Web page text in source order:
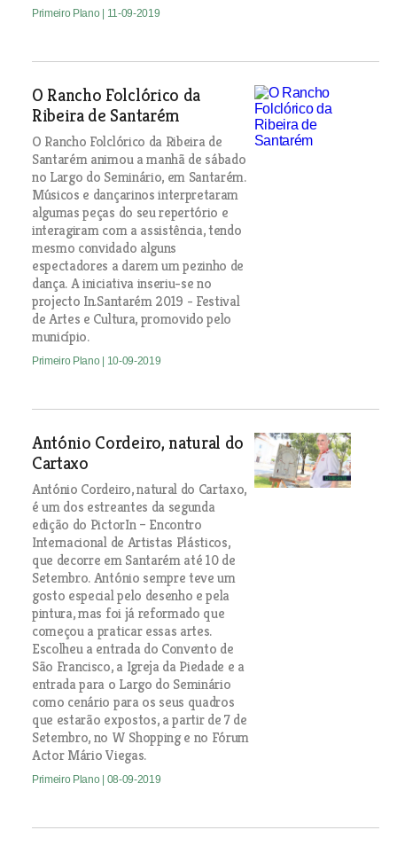
Primeiro Plano | 11-09-2019
O Rancho Folclórico da
Ribeira de Santarém
O Rancho Folclórico da Ribeira de
Santarém animou a manhã de sábado
no Largo do Seminário, em Santarém.
Músicos e dançarinos interpretaram
algumas peças do seu repertório e
interagiram com a assistência, tendo
mesmo convidado alguns
espectadores a darem um pezinho de
dança. A iniciativa inseriu-se no
projecto In.Santarém 2019 - Festival
de Artes e Cultura, promovido pelo
município.
Primeiro Plano | 10-09-2019
António Cordeiro, natural do
Cartaxo
António Cordeiro, natural do Cartaxo,
é um dos estreantes da segunda
edição do PictorIn – Encontro
Internacional de Artistas Plásticos,
que decorre em Santarém até 10 de
Setembro. António sempre teve um
gosto especial pelo desenho e pela
pintura, mas foi já reformado que
começou a praticar essas artes.
Escolheu a entrada do Convento de
São Francisco, a Igreja da Piedade e a
entrada para o Largo do Seminário
como cenário para os seus quadros
que estarão expostos, a partir de 7 de
Setembro, no W Shopping e no Fórum
Actor Mário Viegas.
Primeiro Plano | 08-09-2019